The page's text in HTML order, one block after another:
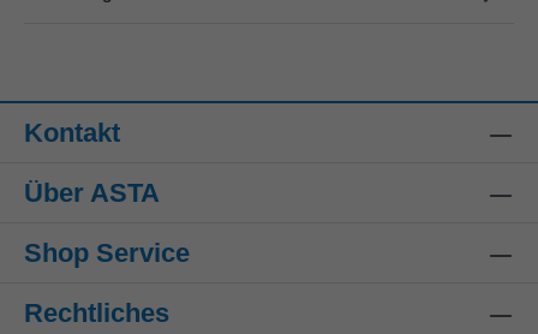
Kontakt
Über ASTA
Shop Service
Rechtliches